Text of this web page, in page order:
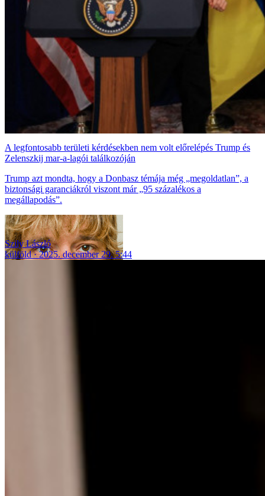
A legfontosabb területi kérdésekben nem volt előrelépés Trump és
Zelenszkij mar-a-lagói találkozóján
Trump azt mondta, hogy a Donbasz témája még „megoldatlan”, a
biztonsági garanciákról viszont már „95 százalékos a
megállapodás”.
Szily László
külföld
2025. december 29. 5:44